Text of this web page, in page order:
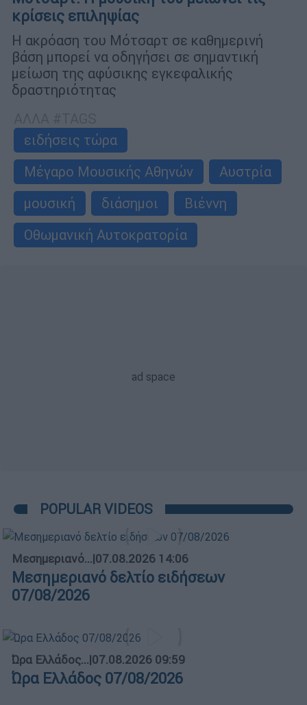
κρίσεις επιληψίας
Η ακρόαση του Μότσαρτ σε καθημερινή
βάση μπορεί να οδηγήσει σε σημαντική
μείωση της αφύσικης εγκεφαλικής
δραστηριότητας
ειδήσεις τώρα
Μέγαρο Μουσικής Αθηνών
Αυστρία
μουσική
διάσημοι
Βιέννη
Οθωμανική Αυτοκρατορία
POPULAR VIDEOS
Μεσημεριανό...|07.08.2026 14:06
Μεσημεριανό δελτίο ειδήσεων
07/08/2026
Ώρα Ελλάδος...|07.08.2026 09:59
Ώρα Ελλάδος 07/08/2026